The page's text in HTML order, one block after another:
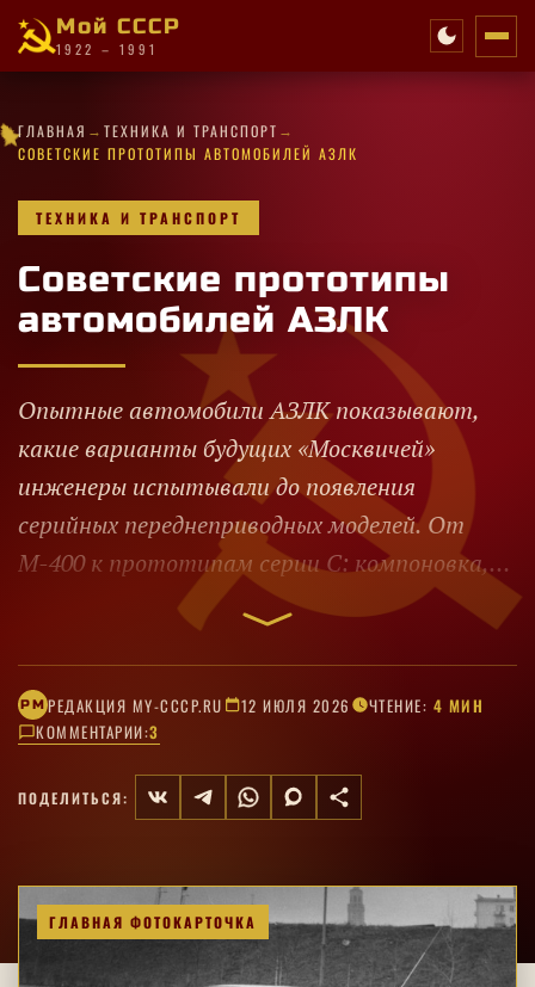
Мой СССР
1922 – 1991
✧
✧
★
✦
✦
★
✧
·
··
★
★
✦
★
★
·✦
✦
★✧
★
✦
✧
·★
★
✦ГЛАВНАЯ → ТЕХНИКА И ТРАНСПОРТ →
СОВЕТСКИЕ ПРОТОТИПЫ АВТОМОБИЛЕЙ АЗЛК
ТЕХНИКА И ТРАНСПОРТ
Советские прототипы
автомобилей АЗЛК
Опытные автомобили АЗЛК показывают,
какие варианты будущих «Москвичей»
инженеры испытывали до появления
серийных переднеприводных моделей. От
М-400 к прототипам серии С: компоновка,
кузова и технические решения.
РM РЕДАКЦИЯ MY-CCCP.RU 12 ИЮЛЯ 2026 ЧТЕНИЕ: 4 МИН
КОММЕНТАРИИ:3
ПОДЕЛИТЬСЯ:
ГЛАВНАЯ ФОТОКАРТОЧКА